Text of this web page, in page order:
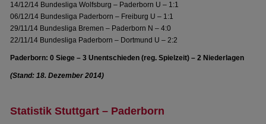
14/12/14 Bundesliga Wolfsburg – Paderborn U – 1:1
06/12/14 Bundesliga Paderborn – Freiburg U – 1:1
29/11/14 Bundesliga Bremen – Paderborn N – 4:0
22/11/14 Bundesliga Paderborn – Dortmund U – 2:2
Paderborn: 0 Siege – 3 Unentschieden (reg. Spielzeit) – 2 Niederlagen
(Stand: 18. Dezember 2014)
Statistik Stuttgart – Paderborn